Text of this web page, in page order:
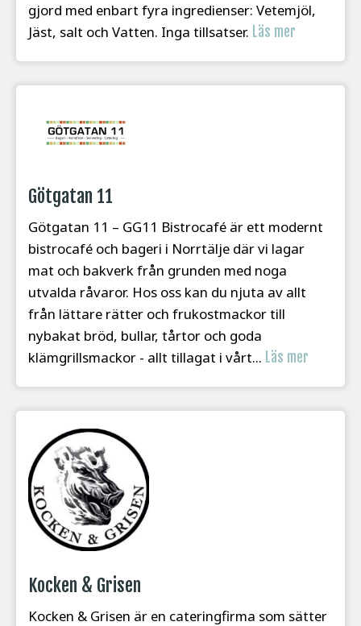
gjord med enbart fyra ingredienser: Vetemjöl,
Jäst, salt och Vatten. Inga tillsatser. Läs mer
Götgatan 11
Götgatan 11 – GG11 Bistrocafé är ett modernt
bistrocafé och bageri i Norrtälje där vi lagar
mat och bakverk från grunden med noga
utvalda råvaror. Hos oss kan du njuta av allt
från lättare rätter och frukostmackor till
nybakat bröd, bullar, tårtor och goda
klämgrillsmackor - allt tillagat i vårt... Läs mer
Kocken & Grisen
Kocken & Grisen är en cateringfirma som sätter